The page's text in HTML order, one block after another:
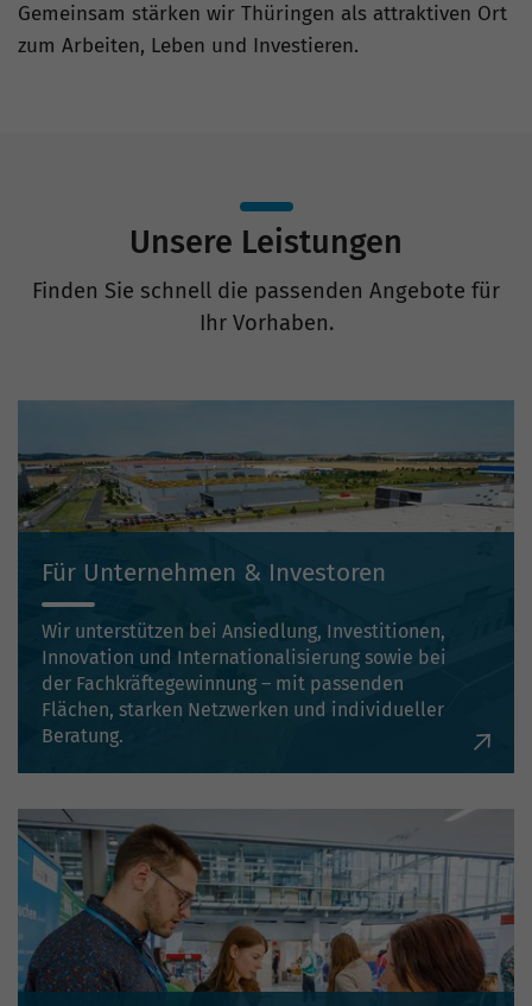
Gemeinsam stärken wir Thüringen als attraktiven Ort
zum Arbeiten, Leben und Investieren.
Unsere Leistungen
Finden Sie schnell die passenden Angebote für
Ihr Vorhaben.
Für Unternehmen & Investoren
Wir unterstützen bei Ansiedlung, Investitionen,
Innovation und Internationalisierung sowie bei
der Fachkräftegewinnung – mit passenden
Flächen, starken Netzwerken und individueller
Beratung.